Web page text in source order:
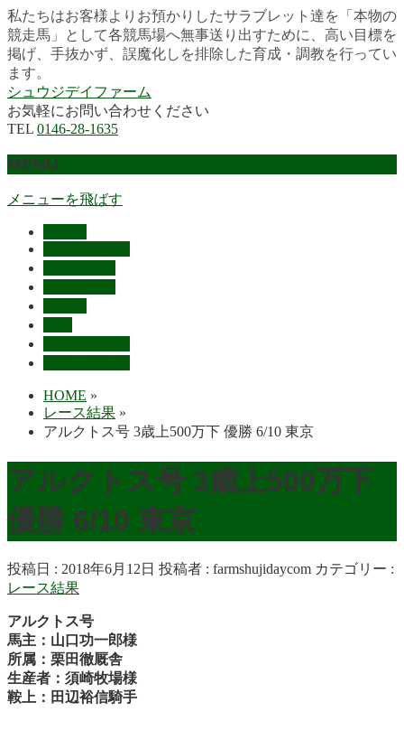
私たちはお客様よりお預かりしたサラブレット達を「本物の
競走馬」として各競馬場へ無事送り出すために、高い目標を
掲げ、手抜かず、誤魔化しを排除した育成・調教を行ってい
ます。
シュウジデイファーム
お気軽にお問い合わせください
TEL 0146-28-1635
MENU
メニューを飛ばす
HOME »
レース結果 »
アルクトス号 3歳上500万下 優勝 6/10 東京
アルクトス号 3歳上500万下
優勝 6/10 東京
投稿日 : 2018年6月12日 投稿者 : farmshujidaycom カテゴリー :
レース結果
アルクトス号
馬主：山口功一郎様
所属：栗田徹厩舎
生産者：須崎牧場様
鞍上：田辺裕信騎手